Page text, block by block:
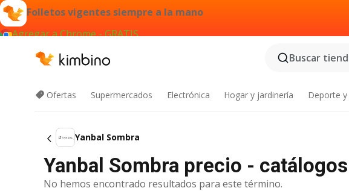
Folletos vigentes siempre a la mano
Agregar a Chrome - GRATIS
Buscar
Ofertas Supermercados Electrónica Hogar y jardinería Deporte
Yanbal Sombra
Yanbal Sombra precio -
No hemos encontrado resultados para este término.